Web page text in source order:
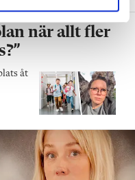
när allt fler
åt